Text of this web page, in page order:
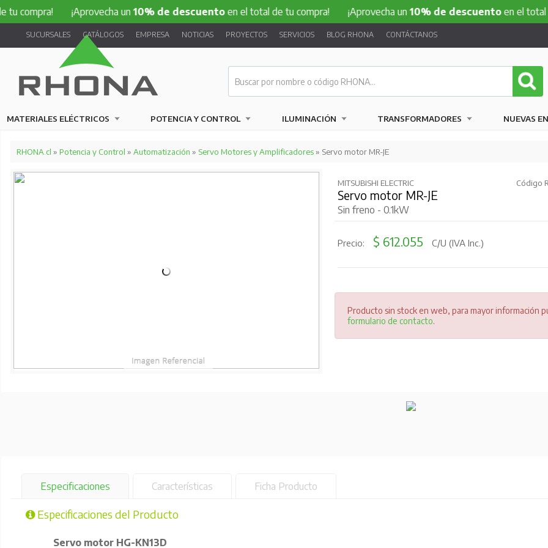
¡Aprovecha un10% de descuentoen el total de tu compra! ¡Aprovecha un10% de descuentoen el total de tu
SUCURSALES CATÁLOGOS EMPRESA NOTICIAS PROYECTOS SERVICIOS BLOG RHONA CONTÁCTANOS
MATERIALES ELÉCTRICOS POTENCIA Y CONTROL ILUMINACIÓN TRANSFORMADORES NUEVAS
RHONA.cl » Potencia y Control » Automatización » Servo Motores y Amplificadores» Servo motor MR-JE
MITSUBISHI ELECTRIC Código
Servo motor MR-JE
Sin freno - 0.1kW
Precio: $ 612.055 C/U (IVA Inc.)
Producto sin stock en web, para mayor información
formulario de contacto.
Especificaciones Características Ficha Producto
Especificaciones del Producto
Servo motor HG-KN13D